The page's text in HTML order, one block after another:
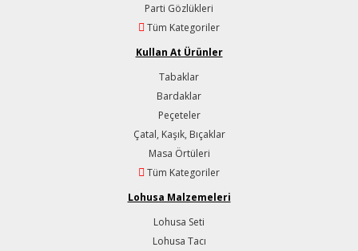
Parti Gözlükleri
Tüm Kategoriler
Kullan At Ürünler
Tabaklar
Bardaklar
Peçeteler
Çatal, Kaşık, Bıçaklar
Masa Örtüleri
Tüm Kategoriler
Lohusa Malzemeleri
Lohusa Seti
Lohusa Tacı